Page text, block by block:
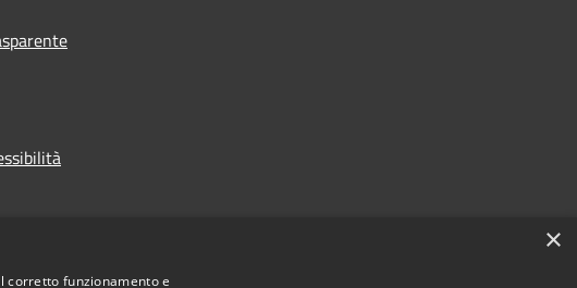
×
corretto funzionamento e